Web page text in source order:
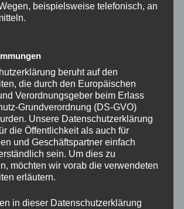
#Gedankenkarussell
die Segel gesetzt für das
beispielsweise telefonisch, an
beruht auf den
die durch den Europäischen
Verordnungsgeber beim Erlass
Grundverordnung (DS-GVO)
Unsere Datenschutzerklärung
die Öffentlichkeit als auch für
und Geschäftspartner einfach
sein. Um dies zu
möchten wir vorab die verwendeten
erläutern.
in dieser Datenschutzerklärung